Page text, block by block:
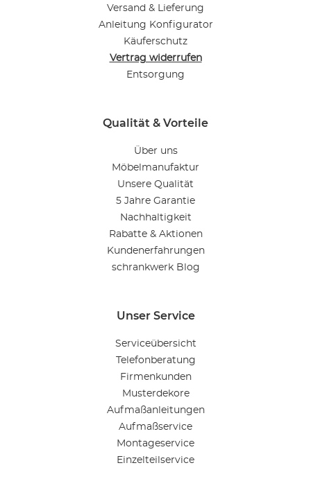
Versand & Lieferung
Anleitung Konfigurator
Käuferschutz
Vertrag widerrufen
Entsorgung
Qualität & Vorteile
Über uns
Möbelmanufaktur
Unsere Qualität
5 Jahre Garantie
Nachhaltigkeit
Rabatte & Aktionen
Kundenerfahrungen
schrankwerk Blog
Unser Service
Serviceübersicht
Telefonberatung
Firmenkunden
Musterdekore
Aufmaßanleitungen
Aufmaßservice
Montageservice
Einzelteilservice